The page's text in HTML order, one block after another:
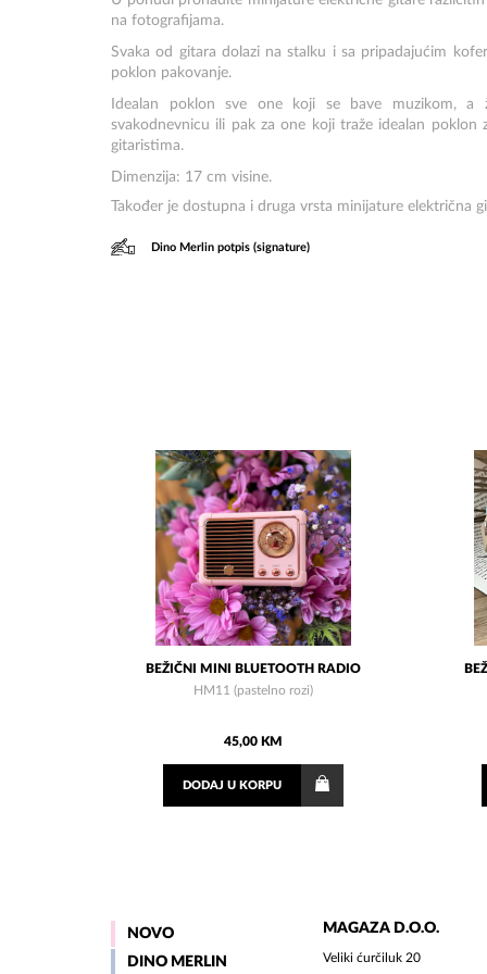
na fotografijama.
Svaka od gitara dolazi na stalku i sa pripadajućim
poklon pakovanje.
Idealan poklon sve one koji se bave muzikom, a
svakodnevnicu ili pak za one koji traže idealan
gitaristima.
Dimenzija: 17 cm visine.
Također je dostupna i druga vrsta minijature električna
Dino Merlin potpis (signature)
BEŽIČNI MINI BLUETOOTH RADIO
HM11 (pastelno rozi)
45,00 KM
DODAJ U KORPU
NOVO
DINO MERLIN
MAGAZA D.O.O.
Veliki ćurčiluk 20